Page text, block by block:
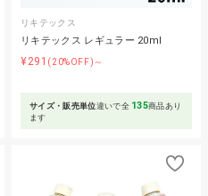
リキテックス
リキテックス レギュラー 20ml
¥291 (20%OFF)～
サイズ・販売単位違いで全 135商品あり
ます